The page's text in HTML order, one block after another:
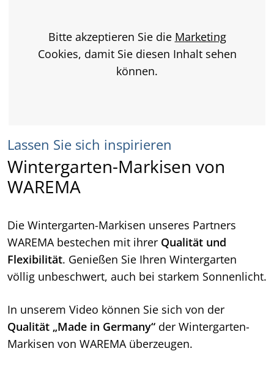
Bitte akzeptieren Sie die Marketing
Cookies, damit Sie diesen Inhalt sehen
können.
Lassen Sie sich inspirieren
Wintergarten-Markisen von
WAREMA
Die Wintergarten-Markisen unseres Partners
WAREMA bestechen mit ihrer Qualität und
Flexibilität. Genießen Sie Ihren Wintergarten
völlig unbeschwert, auch bei starkem Sonnenlicht.
In unserem Video können Sie sich von der
Qualität „Made in Germany“ der Wintergarten-
Markisen von WAREMA überzeugen.